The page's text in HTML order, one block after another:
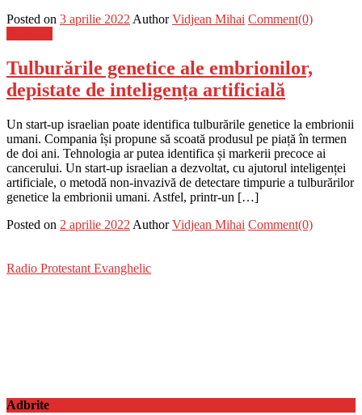
Posted on 3 aprilie 2022 Author Vidjean Mihai Comment(0)
Tulburările genetice ale embrionilor,
depistate de inteligența artificială
Un start-up israelian poate identifica tulburările genetice la embrionii
umani. Compania își propune să scoată produsul pe piață în termen
de doi ani. Tehnologia ar putea identifica și markerii precoce ai
cancerului. Un start-up israelian a dezvoltat, cu ajutorul inteligenței
artificiale, o metodă non-invazivă de detectare timpurie a tulburărilor
genetice la embrionii umani. Astfel, printr-un […]
Posted on 2 aprilie 2022 Author Vidjean Mihai Comment(0)
Radio Protestant Evanghelic
Adbrite